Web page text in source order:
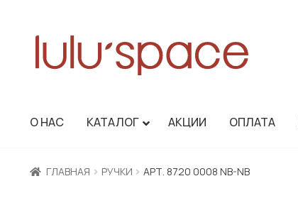
О НАС КАТАЛОГ АКЦИИ ОПЛАТА
ГЛАВНАЯ РУЧКИ АРТ. 8720 0008 NB-NB